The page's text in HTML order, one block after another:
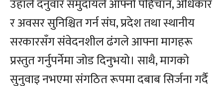
उहाँले दनुवार समुदायले आफ्नो पहिचान, अधिकार
र अवसर सुनिश्चित गर्न संघ, प्रदेश तथा स्थानीय
सरकारसँग संवेदनशील ढंगले आफ्ना मागहरू
प्रस्तुत गर्नुपर्नेमा जोड दिनुभयो। साथै, मागको
सुनुवाइ नभएमा संगठित रूपमा दबाब सिर्जना गर्दै